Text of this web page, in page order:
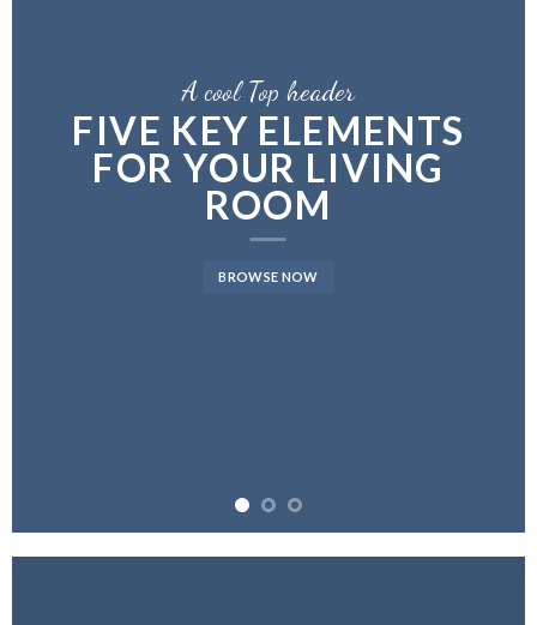
A cool Top header
FIVE KEY ELEMENTS
FOR YOUR LIVING
ROOM
BROWSE NOW